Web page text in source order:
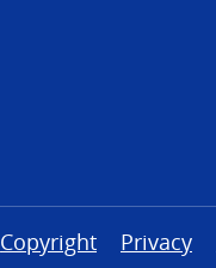
Copyright Privacy